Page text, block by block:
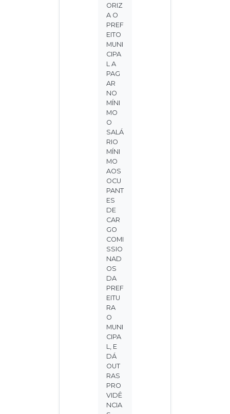
ORIZ
A O
PREF
EITO
MUNI
CIPA
L A
PAG
AR
NO
MÍNI
MO
O
SALÁ
RIO
MÍNI
MO
AOS
OCU
PANT
ES
DE
CAR
GO
COMI
SSIO
NAD
OS
DA
PREF
EITU
RA
O
MUNI
CIPA
L, E
DÁ
OUT
RAS
PRO
VIDÊ
NCIA